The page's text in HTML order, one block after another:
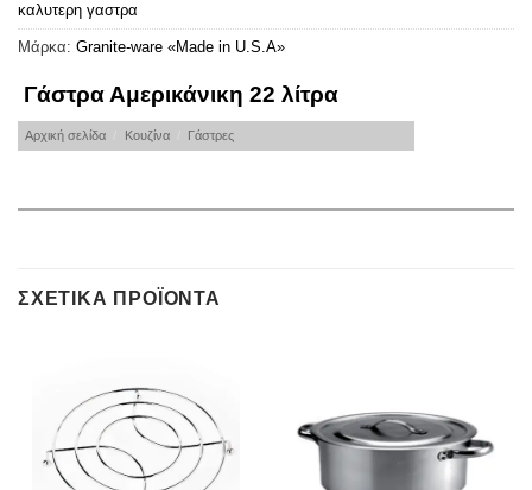
καλυτερη γαστρα
Μάρκα: Granite-ware «Made in U.S.A»
Γάστρα Αμερικάνικη 22 λίτρα
Αρχική σελίδα Κουζίνα Γάστρες
ΣΧΕΤΙΚΆ ΠΡΟΪΌΝΤΑ